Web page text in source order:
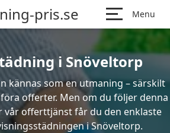
pris.se Menu
i Snöveltorp
kännas som en utmaning – särskilt
offerter. Men om du följer denna
vår offerttjänst får du den enklaste
i Snöveltorp.